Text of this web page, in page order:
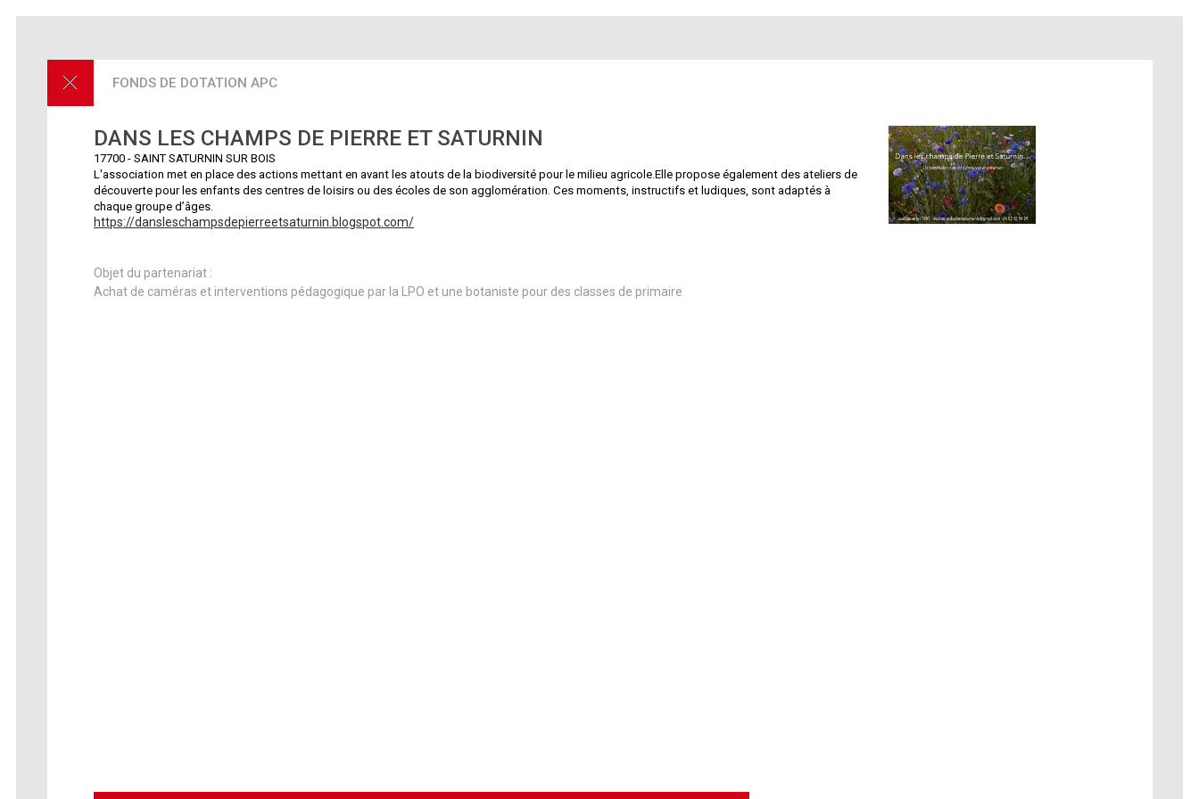
FONDS DE DOTATION APC
DANS LES CHAMPS DE PIERRE ET SATURNIN
17700 - SAINT SATURNIN SUR BOIS
L'association met en place des actions mettant en avant les atouts de la biodiversité pour le milieu agricole.Elle propose également des ateliers de
découverte pour les enfants des centres de loisirs ou des écoles de son agglomération. Ces moments, instructifs et ludiques, sont adaptés à
chaque groupe d’âges.
https://dansleschampsdepierreetsaturnin.blogspot.com/
Objet du partenariat :
Achat de caméras et interventions pédagogique par la LPO et une botaniste pour des classes de primaire